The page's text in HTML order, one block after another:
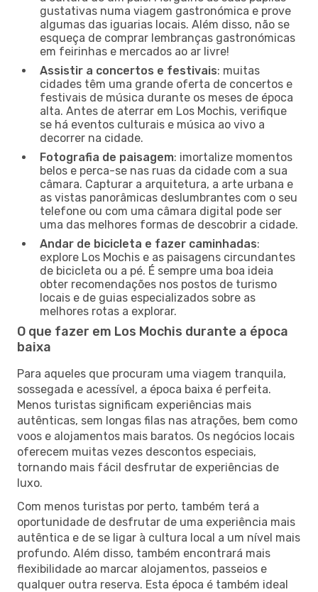
gustativas numa viagem gastronómica e prove
algumas das iguarias locais. Além disso, não se
esqueça de comprar lembranças gastronómicas
em feirinhas e mercados ao ar livre!
Assistir a concertos e festivais: muitas
cidades têm uma grande oferta de concertos e
festivais de música durante os meses de época
alta. Antes de aterrar em Los Mochis, verifique
se há eventos culturais e música ao vivo a
decorrer na cidade.
Fotografia de paisagem: imortalize momentos
belos e perca-se nas ruas da cidade com a sua
câmara. Capturar a arquitetura, a arte urbana e
as vistas panorâmicas deslumbrantes com o seu
telefone ou com uma câmara digital pode ser
uma das melhores formas de descobrir a cidade.
Andar de bicicleta e fazer caminhadas:
explore Los Mochis e as paisagens circundantes
de bicicleta ou a pé. É sempre uma boa ideia
obter recomendações nos postos de turismo
locais e de guias especializados sobre as
melhores rotas a explorar.
O que fazer em Los Mochis durante a época
baixa
Para aqueles que procuram uma viagem tranquila,
sossegada e acessível, a época baixa é perfeita.
Menos turistas significam experiências mais
autênticas, sem longas filas nas atrações, bem como
voos e alojamentos mais baratos. Os negócios locais
oferecem muitas vezes descontos especiais,
tornando mais fácil desfrutar de experiências de
luxo.
Com menos turistas por perto, também terá a
oportunidade de desfrutar de uma experiência mais
autêntica e de se ligar à cultura local a um nível mais
profundo. Além disso, também encontrará mais
flexibilidade ao marcar alojamentos, passeios e
qualquer outra reserva. Esta época é também ideal